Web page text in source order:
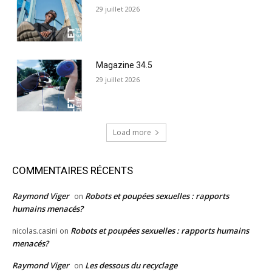
29 juillet 2026
Magazine 34.5
29 juillet 2026
Load more
COMMENTAIRES RÉCENTS
Raymond Viger on Robots et poupées sexuelles : rapports
humains menacés?
nicolas.casini on Robots et poupées sexuelles : rapports humains
menacés?
Raymond Viger on Les dessous du recyclage